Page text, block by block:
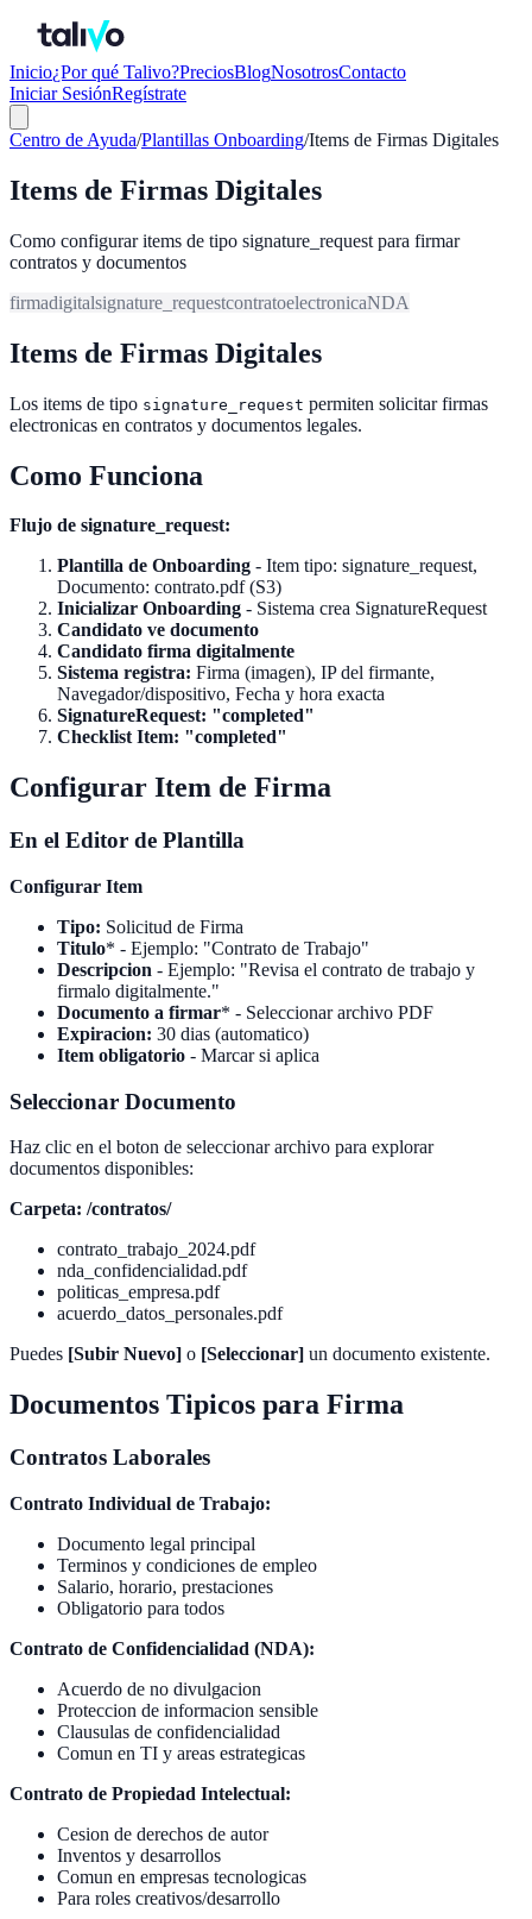
Inicio¿Por qué Talivo?PreciosBlogNosotrosContacto
Iniciar SesiónRegístrate
Centro de Ayuda/Plantillas Onboarding/Items de Firmas Digitales
Items de Firmas Digitales
Como configurar items de tipo signature_request para firmar
contratos y documentos
firmadigitalsignature_requestcontratoelectronicaNDA
Items de Firmas Digitales
Los items de tipo signature_request permiten solicitar firmas
electronicas en contratos y documentos legales.
Como Funciona
Flujo de signature_request:
Plantilla de Onboarding - Item tipo: signature_request,
Documento: contrato.pdf (S3)
Inicializar Onboarding - Sistema crea SignatureRequest
Candidato ve documento
Candidato firma digitalmente
Sistema registra: Firma (imagen), IP del firmante,
Navegador/dispositivo, Fecha y hora exacta
SignatureRequest: "completed"
Checklist Item: "completed"
Configurar Item de Firma
En el Editor de Plantilla
Configurar Item
Tipo: Solicitud de Firma
Titulo* - Ejemplo: "Contrato de Trabajo"
Descripcion - Ejemplo: "Revisa el contrato de trabajo y
firmalo digitalmente."
Documento a firmar* - Seleccionar archivo PDF
Expiracion: 30 dias (automatico)
Item obligatorio - Marcar si aplica
Seleccionar Documento
Haz clic en el boton de seleccionar archivo para explorar
documentos disponibles:
Carpeta: /contratos/
contrato_trabajo_2024.pdf
nda_confidencialidad.pdf
politicas_empresa.pdf
acuerdo_datos_personales.pdf
Puedes [Subir Nuevo] o [Seleccionar] un documento existente.
Documentos Tipicos para Firma
Contratos Laborales
Contrato Individual de Trabajo:
Documento legal principal
Terminos y condiciones de empleo
Salario, horario, prestaciones
Obligatorio para todos
Contrato de Confidencialidad (NDA):
Acuerdo de no divulgacion
Proteccion de informacion sensible
Clausulas de confidencialidad
Comun en TI y areas estrategicas
Contrato de Propiedad Intelectual:
Cesion de derechos de autor
Inventos y desarrollos
Comun en empresas tecnologicas
Para roles creativos/desarrollo